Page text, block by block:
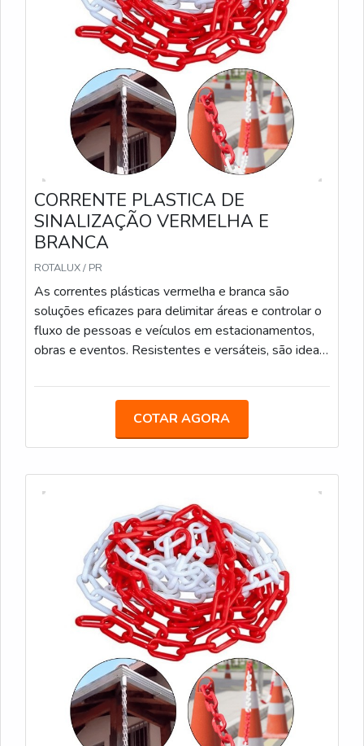
CORRENTE PLASTICA DE
SINALIZAÇÃO VERMELHA E
BRANCA
ROTALUX / PR
As correntes plásticas vermelha e branca são
soluções eficazes para delimitar áreas e controlar o
fluxo de pessoas e veículos em estacionamentos,
obras e eventos. Resistentes e versáteis, são ideais
utilizadas para calha de chuva. Elos de 6mm e 8mm
COTAR AGORA